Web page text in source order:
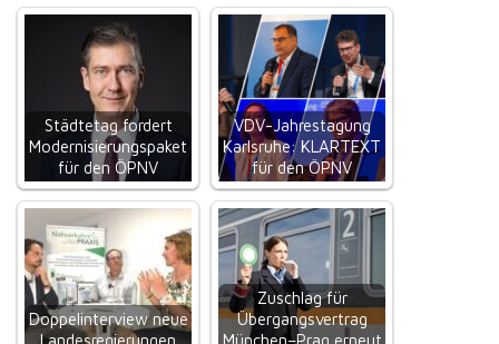
Städtetag fordert
Modernisierungspaket
für den ÖPNV
VDV-Jahrestagung
Karlsruhe: KLARTEXT
für den ÖPNV
Doppelinterview neue
Landesregierungen
Zuschlag für
Übergangsvertrag
München–Prag erneut